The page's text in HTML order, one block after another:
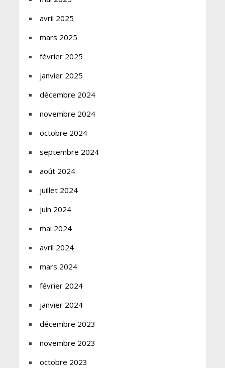
avril 2025
mars 2025
février 2025
janvier 2025
décembre 2024
novembre 2024
octobre 2024
septembre 2024
août 2024
juillet 2024
juin 2024
mai 2024
avril 2024
mars 2024
février 2024
janvier 2024
décembre 2023
novembre 2023
octobre 2023